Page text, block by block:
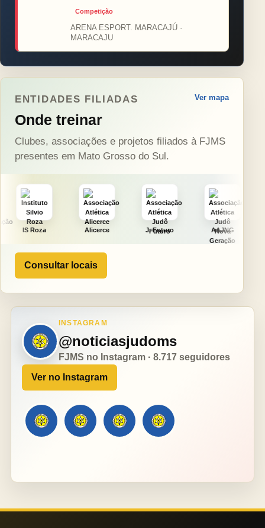
Competição
ARENA ESPORT. MARACAJÚ ·
MARACAJU
ENTIDADES FILIADAS
Onde treinar
Ver mapa
Clubes, associações e projetos filiados à FJMS
presentes em Mato Grosso do Sul.
Alicerce J. Futuro AAJNG TSURU
Consultar locais
INSTAGRAM
@noticiasjudoms
FJMS no Instagram · 8.717 seguidores
Ver no Instagram